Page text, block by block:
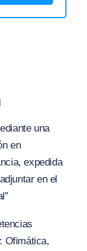
una
en
expedida
en el
Ofimática,